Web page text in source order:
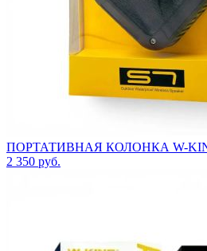
ПОРТАТИВНАЯ КОЛОНКА W-
2 350 руб.